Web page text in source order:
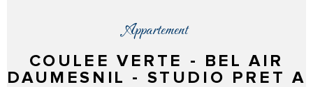
Appartement
COULEE VERTE - BEL AIR
DAUMESNIL - STUDIO PRET A